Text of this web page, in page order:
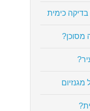
בדיקה כימית
מסוכן?